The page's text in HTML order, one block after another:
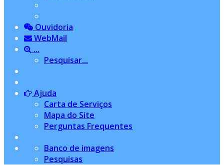
Ouvidoria
WebMail
...
Pesquisar...
Ajuda
Carta de Serviços
Mapa do Site
Perguntas Frequentes
Banco de imagens
Pesquisas